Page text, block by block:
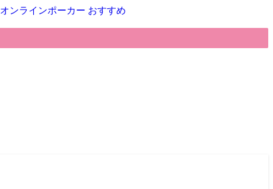
オンラインポーカー おすすめ